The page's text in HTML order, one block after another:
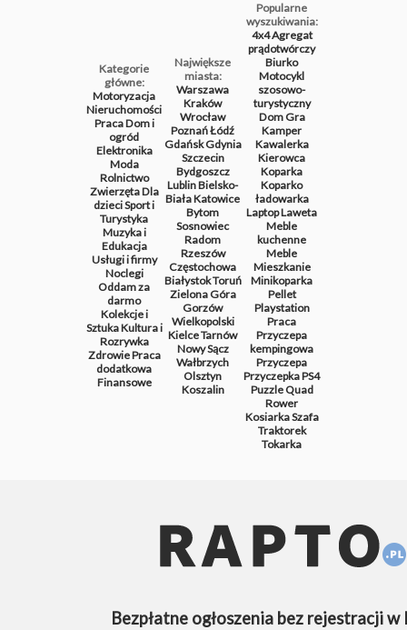
Kategorie
główne:
Motoryzacja
Nieruchomości
PracaDom i
ogród
Elektronika
Moda
Rolnictwo
ZwierzętaDla
dzieciSport i
Turystyka
Muzyka i
Edukacja
Usługi i firmy
Noclegi
Oddam za
darmo
Kolekcje i
SztukaKultura i
Rozrywka
ZdrowiePraca
dodatkowa
Finansowe
Największe
miasta:
Warszawa
Kraków
Wrocław
PoznańŁódź
GdańskGdynia
Szczecin
Bydgoszcz
LublinBielsko-
BiałaKatowice
Bytom
Sosnowiec
Radom
Rzeszów
Częstochowa
BiałystokToruń
Zielona Góra
Gorzów
Wielkopolski
KielceTarnów
Nowy Sącz
Wałbrzych
Olsztyn
Koszalin
Popularne
wyszukiwania:
4x4Agregat
prądotwórczy
Biurko
Motocykl
szosowo-
turystyczny
DomGra
Kamper
Kawalerka
Kierowca
Koparka
Koparko
ładowarka
LaptopLaweta
Meble
kuchenne
Meble
Mieszkanie
Minikoparka
Pellet
Playstation
Praca
Przyczepa
kempingowa
Przyczepa
PrzyczepkaPS4
PuzzleQuad
Rower
KosiarkaSzafa
Traktorek
Tokarka
Bezpłatne ogłoszenia bez rejestracji w